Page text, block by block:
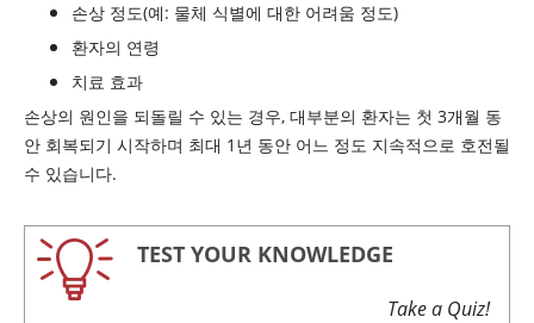
손상 정도(예: 물체 식별에 대한 어려움 정도)
환자의 연령
치료 효과
손상의 원인을 되돌릴 수 있는 경우, 대부분의 환자는 첫 3개월 동
안 회복되기 시작하며 최대 1년 동안 어느 정도 지속적으로 호전될
수 있습니다.
TEST YOUR KNOWLEDGE
Take a Quiz!